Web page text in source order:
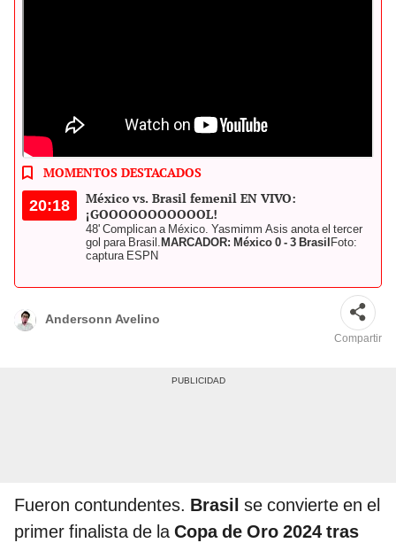
Lizbeth Ovalle es la máxima anotadora del torneo con 5 goles.
Foto: composición LR/W Gold Cup
MOMENTOS DESTACADOS
20:18
México vs. Brasil femenil EN VIVO:
¡GOOOOOOOOOOOL!
48' Complican a México. Yasmimm Asis anota el tercer
gol para Brasil.
MARCADOR: México 0 - 3 Brasil Foto:
captura ESPN
Andersonn Avelino
Compartir
Fueron contundentes. Brasil se convierte en el
primer finalista de laCopa de Oro 2024 tras